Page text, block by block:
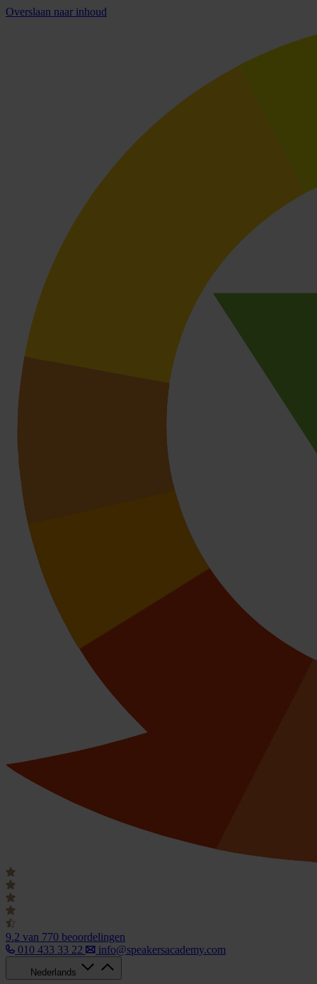
Overslaan naar inhoud
9.2 van 770 beoordelingen
010 433 33 22
info@speakersacademy.com
Nederlands